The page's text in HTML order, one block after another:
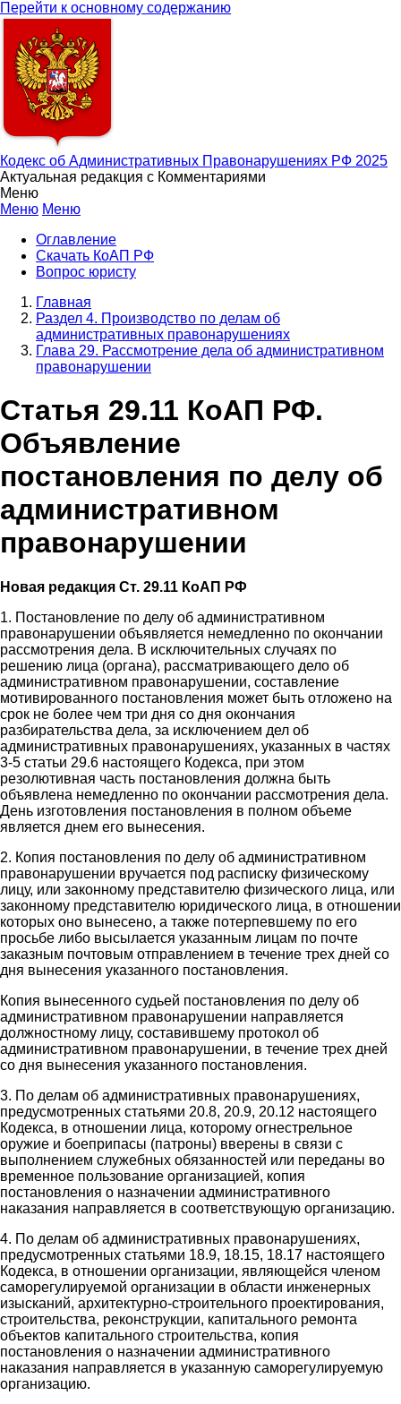
Перейти к основному содержанию
Кодекс об Административных Правонарушениях РФ 2025
Актуальная редакция с Комментариями
Меню
Меню Меню
Оглавление
Скачать КоАП РФ
Вопрос юристу
Главная
Раздел 4. Производство по делам об
административных правонарушениях
Глава 29. Рассмотрение дела об административном
правонарушении
Статья 29.11 КоАП РФ.
Объявление
постановления по делу об
административном
правонарушении
Новая редакция Ст. 29.11 КоАП РФ
1. Постановление по делу об административном
правонарушении объявляется немедленно по окончании
рассмотрения дела. В исключительных случаях по
решению лица (органа), рассматривающего дело об
административном правонарушении, составление
мотивированного постановления может быть отложено на
срок не более чем три дня со дня окончания
разбирательства дела, за исключением дел об
административных правонарушениях, указанных в частях
3-5 статьи 29.6 настоящего Кодекса, при этом
резолютивная часть постановления должна быть
объявлена немедленно по окончании рассмотрения дела.
День изготовления постановления в полном объеме
является днем его вынесения.
2. Копия постановления по делу об административном
правонарушении вручается под расписку физическому
лицу, или законному представителю физического лица, или
законному представителю юридического лица, в отношении
которых оно вынесено, а также потерпевшему по его
просьбе либо высылается указанным лицам по почте
заказным почтовым отправлением в течение трех дней со
дня вынесения указанного постановления.
Копия вынесенного судьей постановления по делу об
административном правонарушении направляется
должностному лицу, составившему протокол об
административном правонарушении, в течение трех дней
со дня вынесения указанного постановления.
3. По делам об административных правонарушениях,
предусмотренных статьями 20.8, 20.9, 20.12 настоящего
Кодекса, в отношении лица, которому огнестрельное
оружие и боеприпасы (патроны) вверены в связи с
выполнением служебных обязанностей или переданы во
временное пользование организацией, копия
постановления о назначении административного
наказания направляется в соответствующую организацию.
4. По делам об административных правонарушениях,
предусмотренных статьями 18.9, 18.15, 18.17 настоящего
Кодекса, в отношении организации, являющейся членом
саморегулируемой организации в области инженерных
изысканий, архитектурно-строительного проектирования,
строительства, реконструкции, капитального ремонта
объектов капитального строительства, копия
постановления о назначении административного
наказания направляется в указанную саморегулируемую
организацию.